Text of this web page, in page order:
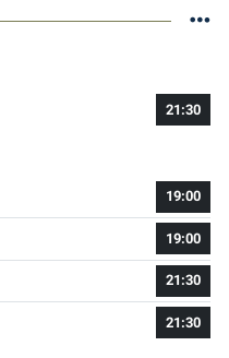
21:30
19:00
19:00
21:30
21:30